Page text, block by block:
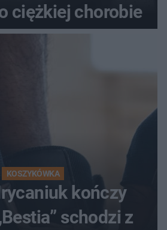
ciężkiej chorobie
KOSZYKÓWKA
kończy
schodzi z